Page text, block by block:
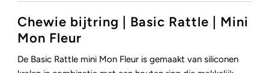
Chewie bijtring | Basic Rattle | Mini
Mon Fleur
De Basic Rattle mini Mon Fleur is gemaakt van siliconen